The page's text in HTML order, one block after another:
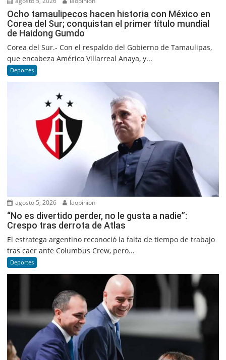
Ocho tamaulipecos hacen historia con México en
Corea del Sur; conquistan el primer título mundial
de Haidong Gumdo
Corea del Sur.- Con el respaldo del Gobierno de Tamaulipas,
que encabeza Américo Villarreal Anaya, y...
Deportes
agosto 5, 2026 laopinion
“No es divertido perder, no le gusta a nadie”:
Crespo tras derrota de Atlas
El estratega argentino reconoció la falta de tiempo de trabajo
tras caer ante Columbus Crew, pero...
Deportes